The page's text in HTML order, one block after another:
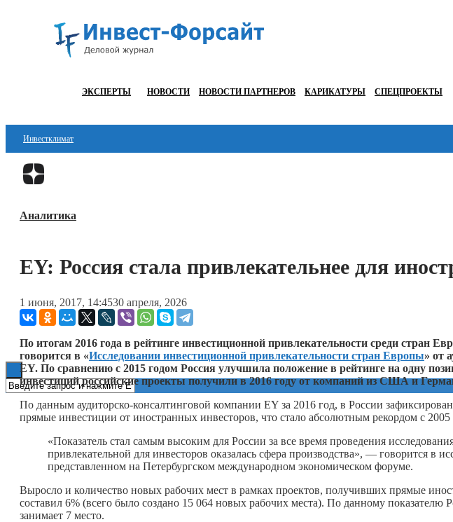
ЭКСПЕРТЫ НОВОСТИ НОВОСТИ ПАРТНЕРОВ КАРИКАТУРЫ СПЕЦПРОЕКТЫ
Инвестклимат
Финансы
Блокчейн
ESG
Аналитика
EY: Россия стала привлекательнее для
1 июня, 2017, 14:4530 апреля, 2026
По итогам 2016 года в рейтинге инвестиционной привлекательности среди стран
говорится в «Исследовании инвестиционной привлекательности стран Европы» от
EY. По сравнению с 2015 годом Россия улучшила положение в рейтинге на одну
инвестиций российские проекты получили в 2016 году от компаний из США и
По данным аудиторско-консалтинговой компании EY за 2016 год, в России
прямые инвестиции от иностранных инвесторов, что стало абсолютным рекордом с 2005
«Показатель стал самым высоким для России за все время проведения
привлекательной для инвесторов оказалась сфера производства», — говорится в
представленном на Петербургском международном экономическом форуме.
Выросло и количество новых рабочих мест в рамках проектов, получивших прямые
составил 6% (всего было создано 15 064 новых рабочих места). По данному показателю
занимает 7 место.